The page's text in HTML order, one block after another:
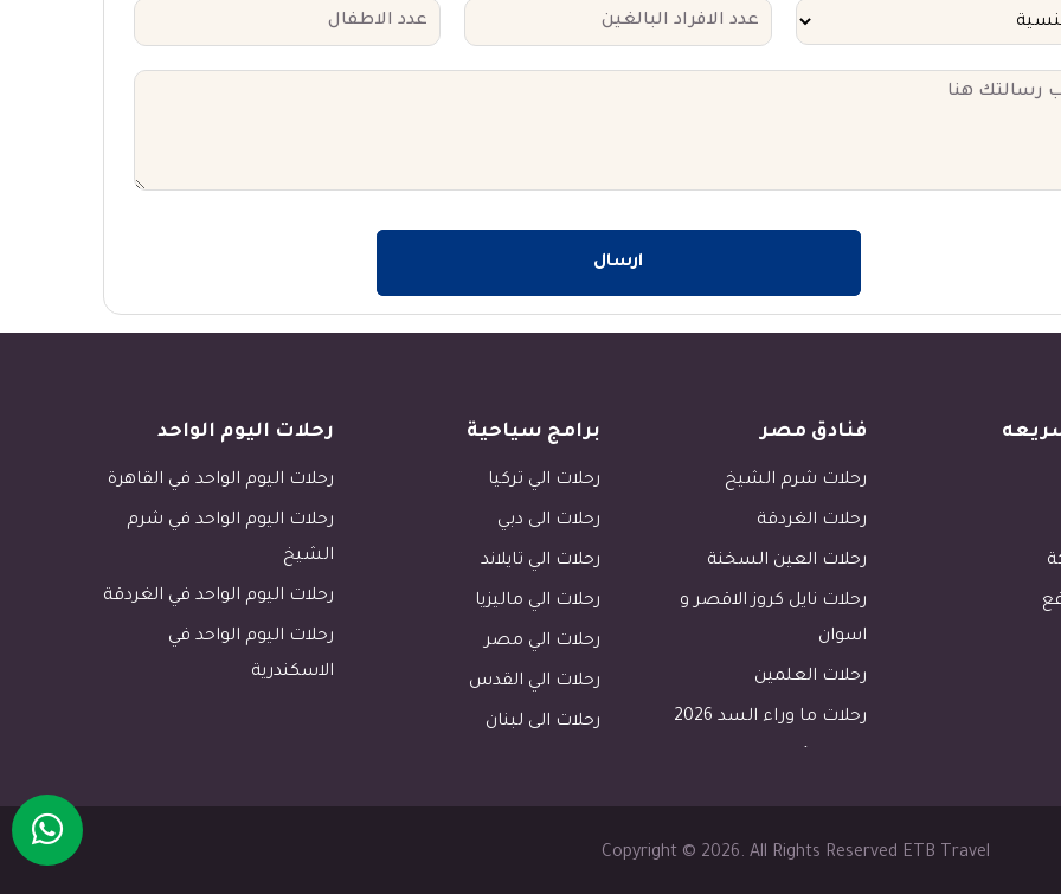
ارسال
فنادق مصر
رحلات شرم الشيخ
رحلات الغردقة
رحلات العين السخنة
رحلات نايل كروز الاقصر و
اسوان
رحلات العلمين
رحلات ما وراء السد 2026
برامج سياحية
رحلات الي تركيا
رحلات الى دبي
رحلات الي تايلاند
رحلات الي ماليزيا
رحلات الي مصر
رحلات الي القدس
رحلات الى لبنان
رحلات اليوم الواحد
رحلات اليوم الواحد في القاهرة
رحلات اليوم الواحد في شرم
الشيخ
رحلات اليوم الواحد في الغردقة
رحلات اليوم الواحد في
الاسكندرية
Copyright © 2026. All Rights Reserved ETB Travel